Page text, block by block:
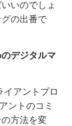
いのでしょ
の出番で
デジタルマ
イアントプロ
ントのコミ
方法を変